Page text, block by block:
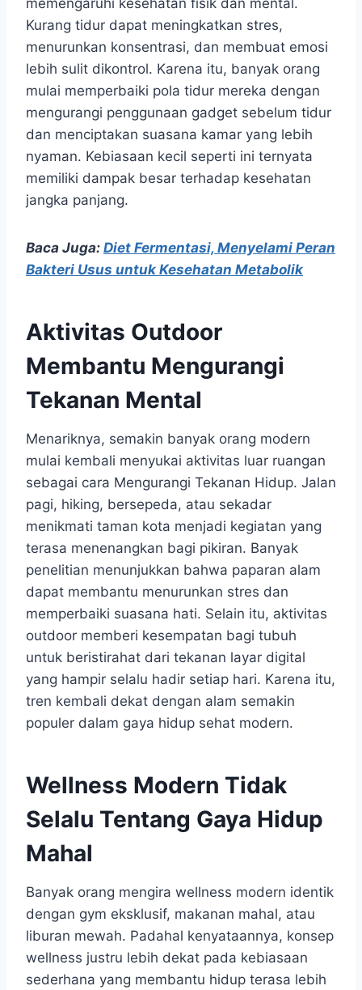
Kurang tidur dapat meningkatkan stres,
menurunkan konsentrasi, dan membuat emosi
lebih sulit dikontrol. Karena itu, banyak orang
mulai memperbaiki pola tidur mereka dengan
mengurangi penggunaan gadget sebelum tidur
dan menciptakan suasana kamar yang lebih
nyaman. Kebiasaan kecil seperti ini ternyata
memiliki dampak besar terhadap kesehatan
jangka panjang.
Baca Juga: Diet Fermentasi, Menyelami Peran
Bakteri Usus untuk Kesehatan Metabolik
Aktivitas Outdoor
Membantu Mengurangi
Tekanan Mental
Menariknya, semakin banyak orang modern
mulai kembali menyukai aktivitas luar ruangan
sebagai cara Mengurangi Tekanan Hidup. Jalan
pagi, hiking, bersepeda, atau sekadar
menikmati taman kota menjadi kegiatan yang
terasa menenangkan bagi pikiran. Banyak
penelitian menunjukkan bahwa paparan alam
dapat membantu menurunkan stres dan
memperbaiki suasana hati. Selain itu, aktivitas
outdoor memberi kesempatan bagi tubuh
untuk beristirahat dari tekanan layar digital
yang hampir selalu hadir setiap hari. Karena itu,
tren kembali dekat dengan alam semakin
populer dalam gaya hidup sehat modern.
Wellness Modern Tidak
Selalu Tentang Gaya Hidup
Mahal
Banyak orang mengira wellness modern identik
dengan gym eksklusif, makanan mahal, atau
liburan mewah. Padahal kenyataannya, konsep
wellness justru lebih dekat pada kebiasaan
sederhana yang membantu hidup terasa lebih